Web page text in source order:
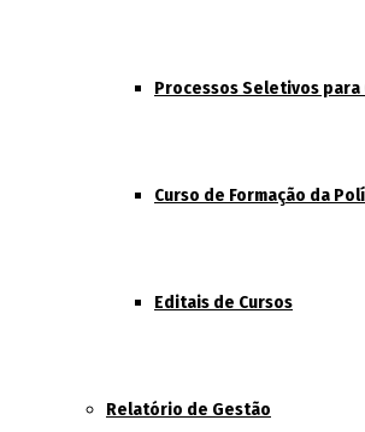
Processos Seletivos para
Curso de Formação da
Editais de Cursos
Relatório de Gestão